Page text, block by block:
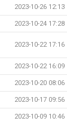
2023-10-26 12:13
2023-10-24 17:28
2023-10-22 17:16
2023-10-22 16:09
2023-10-20 08:06
2023-10-17 09:56
2023-10-09 10:46